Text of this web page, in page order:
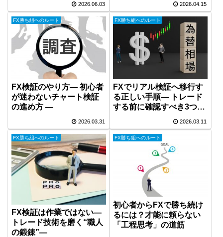
2026.06.03 2026.04.15
FX勝ち組へのルート
FX検証のやり方― 初心者
が迷わないチャート検証
の進め方 ―
2026.03.31
FX勝ち組へのルート
FXでリアル検証へ移行す
る正しい手順― トレード
する前に確認すべき3つの
2026.03.11
FX勝ち組へのルート
FX検証は作業ではない―
トレード技術を磨く“職人
の鍛錬”―
FX勝ち組へのルート
初心者からFXで勝ち続け
るには？才能に頼らない
「工程思考」の道筋